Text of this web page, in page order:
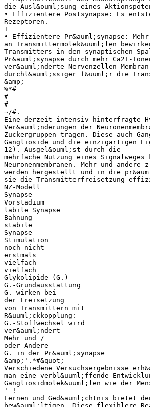
die Ausl&ouml;sung eines
• Effizientere Postsynapse: Es
Rezeptoren.
+
• Effizientere Pr&auml;synapse:
an Transmittermolek&uuml;len
Transmitters in den synaptischen
Pr&auml;synapse durch mehr Ca2+-
ver&auml;nderte Nervenzellen-Membran
durchl&auml;ssiger f&uuml;r die
&amp;
%*#
#
#
⇒/#.
Eine derzeit intensiv hinterfragte
Ver&auml;nderungen der
Zuckergruppen tragen. Diese auch
Ganglioside und die einzigartigen
12). Ausgel&ouml;st durch die
mehrfache Nutzung eines Signalweges
Neuronenmembranen. Mehr und
werden hergestellt und in die
sie die Transmitterfreisetzung
NZ-Modell
Synapse
Vorstadium
labile Synapse
Bahnung
stabile
Synapse
Stimulation
noch nicht
erstmals
vielfach
vielfach
Glykolipide (G.)
G.-Grundausstattung
G. wirken bei
der Freisetzung
von Transmittern mit
R&uuml;ckkopplung:
G.-Stoffwechsel wird
ver&auml;ndert
Mehr und /
oder Andere
G. in der Pr&auml;synapse
&amp;'.*#&quot;
Verschiedene Versuchsergebnisse
man eine verbl&uuml;ffende
Gangliosidmolek&uuml;len wie der
' !
Lernen und Ged&auml;chtnis bietet